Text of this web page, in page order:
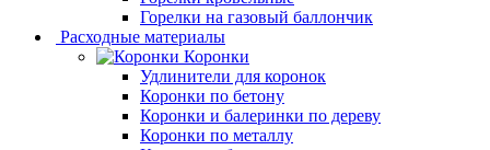
Горелки на газовый баллончик
Расходные материалы
Коронки
Удлинители для коронок
Коронки по бетону
Коронки и балеринки по дереву
Коронки по металлу